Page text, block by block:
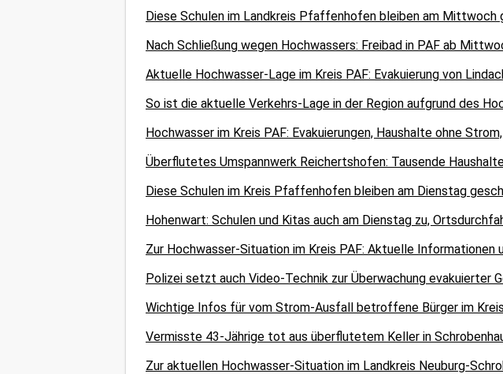
Diese Schulen im Landkreis Pfaffenhofen bleiben am Mittwoch
Nach Schließung wegen Hochwassers: Freibad in PAF ab
Aktuelle Hochwasser-Lage im Kreis PAF: Evakuierung von
So ist die aktuelle Verkehrs-Lage in der Region aufgrund des
Hochwasser im Kreis PAF: Evakuierungen, Haushalte ohne
Überflutetes Umspannwerk Reichertshofen: Tausende
Diese Schulen im Kreis Pfaffenhofen bleiben am Dienstag
Hohenwart: Schulen und Kitas auch am Dienstag zu,
Zur Hochwasser-Situation im Kreis PAF: Aktuelle Informationen
Polizei setzt auch Video-Technik zur Überwachung evakuierter
Wichtige Infos für vom Strom-Ausfall betroffene Bürger im
Vermisste 43-Jährige tot aus überflutetem Keller in
Zur aktuellen Hochwasser-Situation im Landkreis Neuburg-